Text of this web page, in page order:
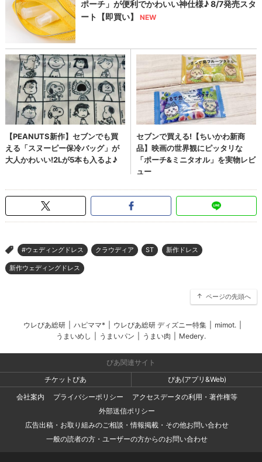
> #ウェディングドレス クラウディア ST 新作ドレス
新作ウェディングドレス
ページの先頭へ
ウレぴあ総研 ハピママ* ウレぴあ総研 ディズニー特集 mimot.
うまいめし
うまいパン うまい肉 Medery.
ぴあ関連サイト
チケットぴあ
ぴあ(アプリ&Web)
会社案内
プライバシーポリシー
アクセスデータの利用・著作権等
外部送信ポリシー
広告出稿・お取り組みのご相談・情報掲載・その他お問い合わせ
一般の読者の方・ユーザーの方からのお問い合わせ